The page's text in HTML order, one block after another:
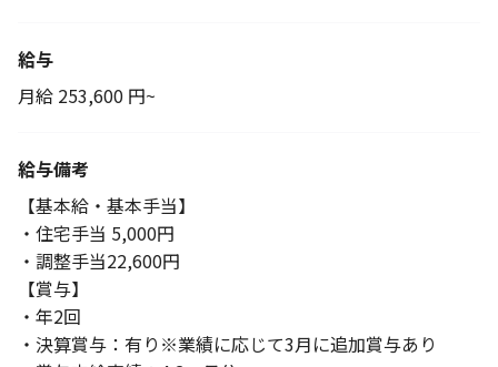
給与
月給 253,600 円~
給与備考
【基本給・基本手当】
・住宅手当 5,000円
・調整手当22,600円
【賞与】
・年2回
・決算賞与：有り※業績に応じて3月に追加賞与あり